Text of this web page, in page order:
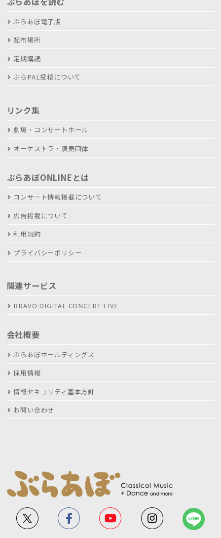
ぶらあぼ電子版
配布場所
定期購読
ぶらPAL投稿について
リンク集
劇場・コンサートホール
オーケストラ・演奏団体
ぶらあぼONLINEとは
コンサート情報掲載について
広告掲載について
利用規約
プライバシーポリシー
関連サービス
BRAVO DIGITAL CONCERT LIVE
会社概要
ぶらあぼホールディングス
採用情報
情報セキュリティ基本方針
お問い合わせ